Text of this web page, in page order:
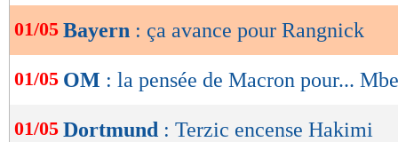
OK
01/05 Bayern : ça avance pour Rangnick
01/05 OM : la pensée de Macron pour...
01/05 Dortmund : Terzic encense Hakimi